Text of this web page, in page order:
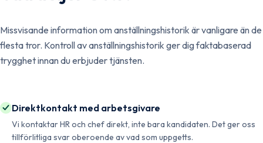
Missvisande information om anställningshistorik är vanligare än de
flesta tror. Kontroll av anställningshistorik ger dig faktabaserad
trygghet innan du erbjuder tjänsten.
Direktkontakt med arbetsgivare
Vi kontaktar HR och chef direkt, inte bara kandidaten. Det ger oss
tillförlitliga svar oberoende av vad som uppgetts.